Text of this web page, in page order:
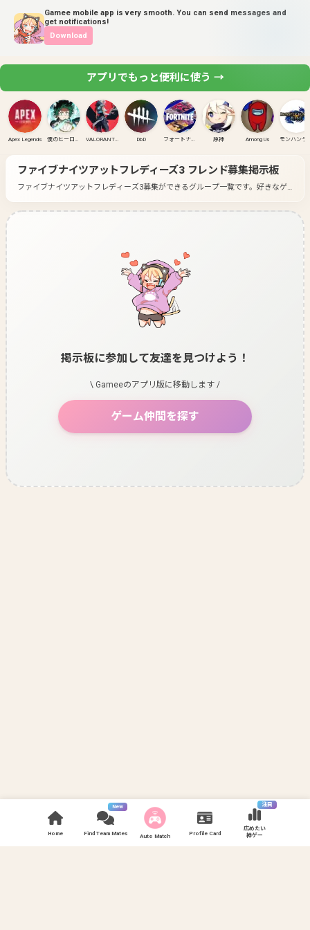
Gamee mobile app is very smooth. You can send messages and
get notifications!
Download
Home
New
Find Team Mates Auto Match Profile Card
注目
広めたい
神ゲー
アプリでもっと便利に使う →
Apex Legends 僕のヒーローアカデミア ULTRA RUMBLE VALORANT(PC) DbD フォートナイト 原神 Among Us
ファイブナイツアットフレディーズ3フレンド募集掲示板
ファイブナイツアットフレディーズ3募集ができるグループ一覧です。 好きなゲ
掲示板に参加して友達を見つけよう！
\ Gameeのアプリ版に移動します /
ゲーム仲間を探す